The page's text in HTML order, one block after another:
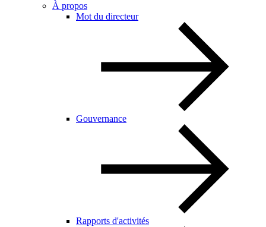
À propos
Mot du directeur
Gouvernance
Rapports d'activités